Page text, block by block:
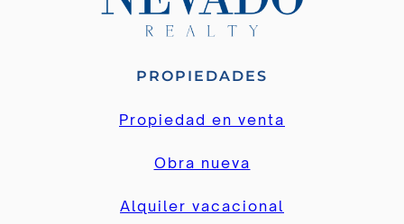
PROPIEDADES
Propiedad en venta
Obra nueva
Alquiler vacacional